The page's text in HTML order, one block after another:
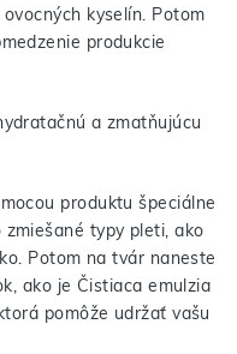
kyselín. Potom
produkcie
a zmatňujúcu
produktu špeciálne
typy pleti, ako
Potom na tvár naneste
ako je Čistiaca emulzia
pomôže udržať vašu